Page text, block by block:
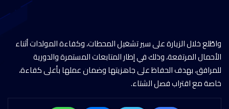
واطّلع خلال الزيارة على سير تشغيل المحطات، وكفاءة المولدات أثناء
الأحمال المرتفعة، وذلك في إطار المتابعات المستمرة والدورية
للمرافق، بهدف الحفاظ على جاهزيتها وضمان عملها بأعلى كفاءة،
خاصة مع اقتراب فصل الشتاء.